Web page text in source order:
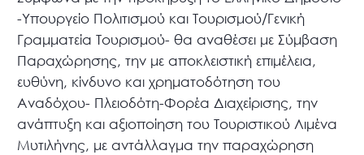
-Υπουργείο Πολιτισμού και Τουρισμού/Γενική
Γραμματεία Τουρισμού- θα αναθέσει με Σύμβαση
Παραχώρησης, την με αποκλειστική επιμέλεια,
ευθύνη, κίνδυνο και χρηματοδότηση του
Αναδόχου- Πλειοδότη-Φορέα Διαχείρισης, την
ανάπτυξη και αξιοποίηση του Τουριστικού Λιμένα
Μυτιλήνης, με αντάλλαγμα την παραχώρηση